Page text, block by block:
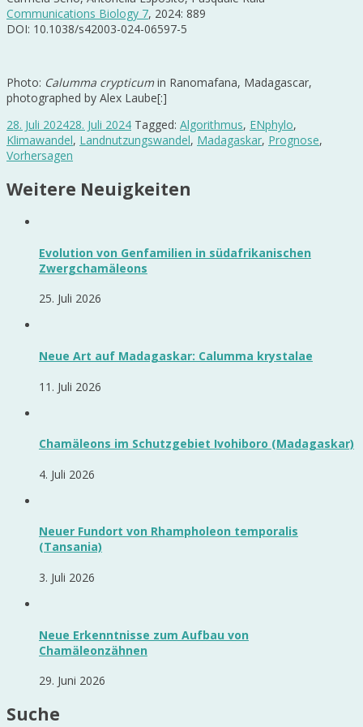
Communications Biology 7, 2024: 889
DOI: 10.1038/s42003-024-06597-5
Photo: Calumma crypticumin Ranomafana, Madagascar,
photographed by Alex Laube[:]
28. Juli 202428. Juli 2024 Tagged: Algorithmus, ENphylo,
Klimawandel, Landnutzungswandel, Madagaskar, Prognose,
Vorhersagen
Weitere Neuigkeiten
Evolution von Genfamilien in südafrikanischen
Zwergchamäleons
25. Juli 2026
Neue Art auf Madagaskar: Calumma krystalae
11. Juli 2026
Chamäleons im Schutzgebiet Ivohiboro (Madagaskar)
4. Juli 2026
Neuer Fundort von Rhampholeon temporalis
(Tansania)
3. Juli 2026
Neue Erkenntnisse zum Aufbau von
Chamäleonzähnen
29. Juni 2026
Suche